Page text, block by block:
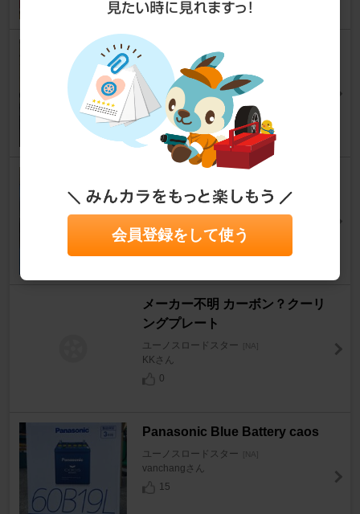
北米トヨタ純正 usアンテナ
ユーノスロードスター
スティックシフトさん
32
ユーノスロードスター [NA]
dubdiscoさん
10
メーカー不明 カーボン？クーリ
ングプレート
ユーノスロードスター [NA]
KKさん
0
Panasonic Blue Battery caos
ユーノスロードスター [NA]
vanchangさん
15
会員登録をして使う